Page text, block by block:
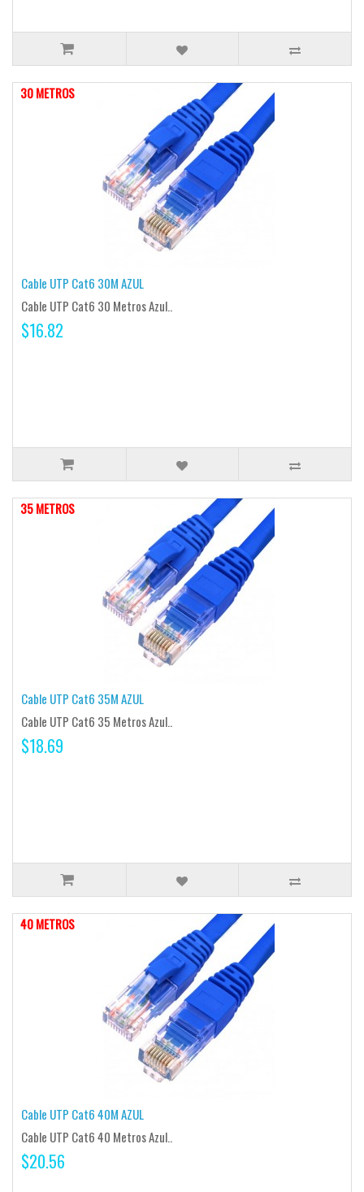
30 METROS
Cable UTP Cat6 30M AZUL
Cable UTP Cat6 30 Metros Azul..
$16.82
35 METROS
Cable UTP Cat6 35M AZUL
Cable UTP Cat6 35 Metros Azul..
$18.69
40 METROS
Cable UTP Cat6 40M AZUL
Cable UTP Cat6 40 Metros Azul..
$20.56